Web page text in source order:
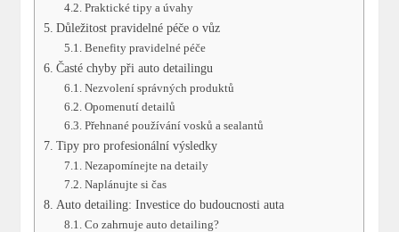
Praktické tipy a úvahy
Důležitost pravidelné‌ péče o vůz
Benefity‌ pravidelné péče
Časté chyby při auto detailingu
Nezvolení správných produktů
Opomenutí detailů
Přehnané používání vosků a sealantů
Tipy pro profesionální výsledky
Nezapomínejte na detaily
Naplánujte si⁤ čas
Auto detailing: Investice do budoucnosti auta
Co zahrnuje⁣ auto detailing?